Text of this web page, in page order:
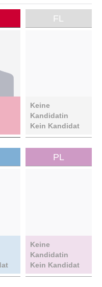
FL
Keine
Kandidatin
Kein Kandidat
PL
Keine
Kandidatin
Kein Kandidat